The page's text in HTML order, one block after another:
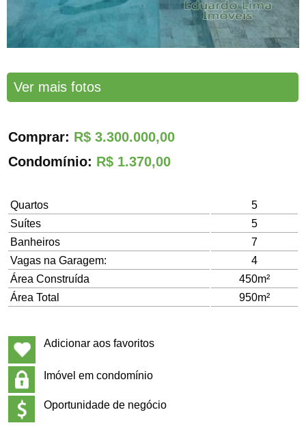
Ver mais fotos
Comprar: R$ 3.300.000,00
Condomínio: R$ 1.370,00
Quartos
5
Suítes
5
Banheiros
7
Vagas na Garagem:
4
Área Construída
450m²
Área Total
950m²
Adicionar aos favoritos
Imóvel em condomínio
Oportunidade de negócio